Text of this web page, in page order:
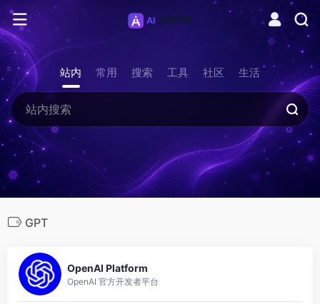
站内 常用 搜索 工具 社区 生活
GPT
OpenAI Platform
OpenAI 官方开发者平台